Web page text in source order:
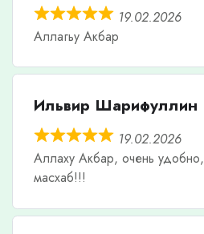
19.02.2026
Аллагьу Акбар
Ильвир Шарифуллин
19.02.2026
Аллаху Акбар, очень
масхаб!!!